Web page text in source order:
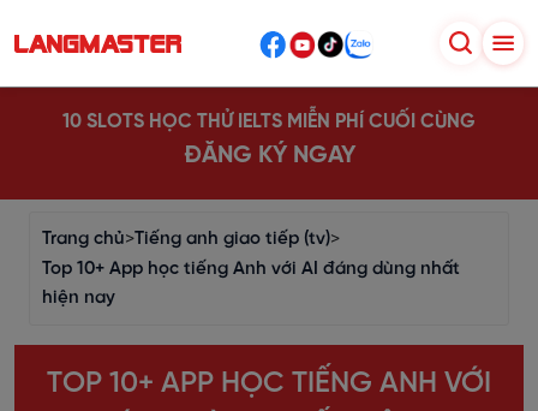
10 SLOTS HỌC THỬ IELTS MIỄN PHÍ CUỐI CÙNG
ĐĂNG KÝ NGAY
Trang chủ>Tiếng anh giao tiếp (tv)>
Top 10+ App học tiếng Anh với AI đáng dùng nhất
hiện nay
TOP 10+ APP HỌC TIẾNG ANH VỚI